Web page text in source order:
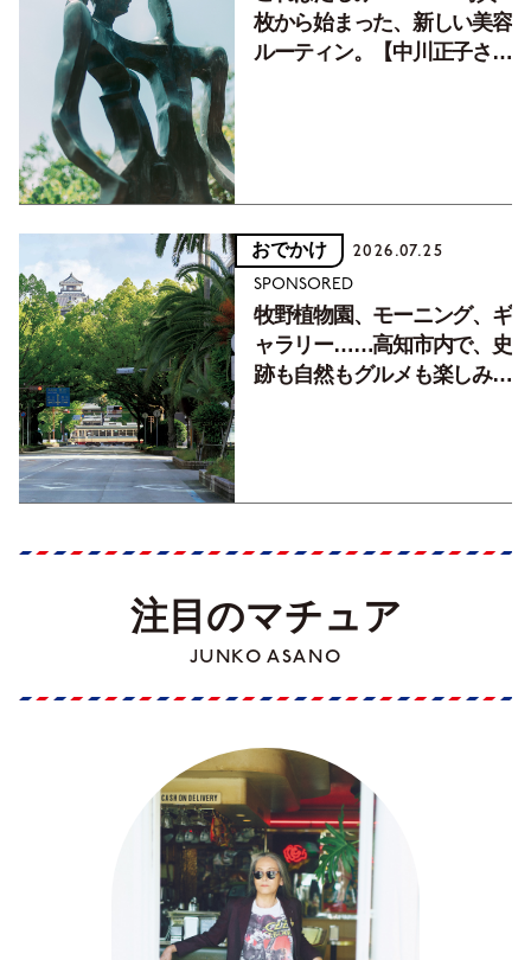
枚から始まった、新しい美容
ルーティン。【中川正子さん
おでかけ 2026.07.25
SPONSORED
牧野植物園、モーニング、ギ
ャラリー……高知市内で、史
跡も自然もグルメも楽しみ尽
注目のマチュア
JUNKO ASANO